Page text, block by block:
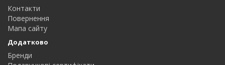
Контакти
Повернення
Мапа сайту
Додатково
Бренди